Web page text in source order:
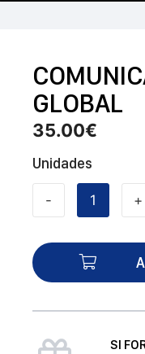
GLOBAL
35.00€
Unidades
- +
SI